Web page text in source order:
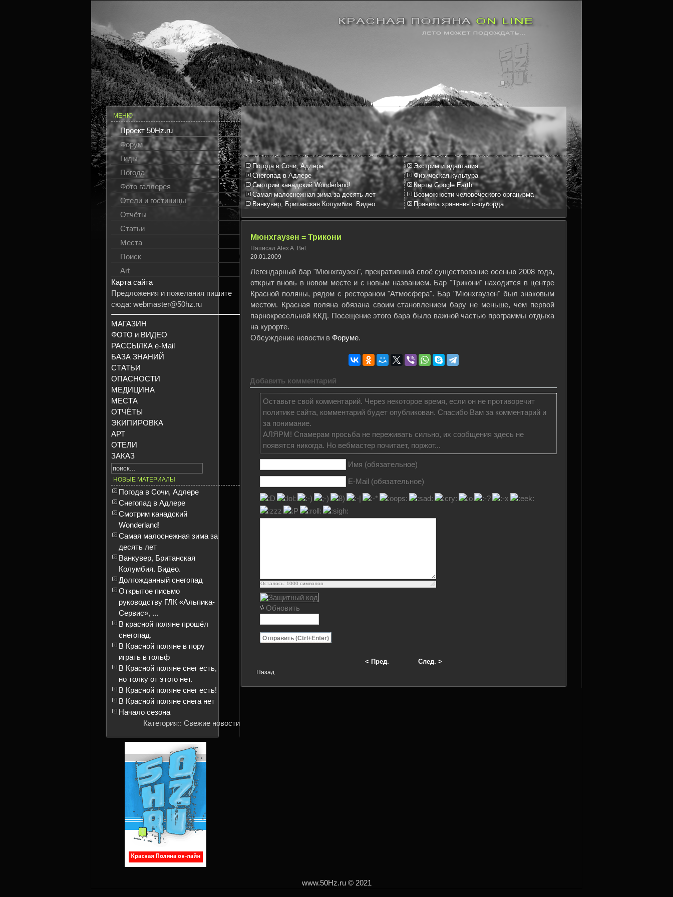
МЕНЮ
Проект 50Hz.ru
Форум
Гиды
Погода
Фото галлерея
Отели и гостиницы
Отчёты
Статьи
Места
Поиск
Art
Карта сайта
Предложения и пожелания пишите
сюда: webmaster@50hz.ru
МАГАЗИН
ФОТО и ВИДЕО
РАССЫЛКА e-Mail
БАЗА ЗНАНИЙ
СТАТЬИ
ОПАСНОСТИ
МЕДИЦИНА
МЕСТА
ОТЧЁТЫ
ЭКИПИРОВКА
АРТ
ОТЕЛИ
ЗАКАЗ
НОВЫЕ МАТЕРИАЛЫ
Погода в Сочи, Адлере
Снегопад в Адлере
Смотрим канадский
Wonderland!
Самая малоснежная зима за
десять лет
Ванкувер, Британская
Колумбия. Видео.
Долгожданный снегопад
Открытое письмо
руководству ГЛК «Альпика-
Сервис», ...
В красной поляне прошёл
снегопад.
В Красной поляне в пору
играть в гольф
В Красной поляне снег есть,
но толку от этого нет.
В Красной поляне снег есть!
В Красной поляне снега нет
Начало сезона
Категория:: Свежие новости
Погода в Сочи, Адлере
Снегопад в Адлере
Смотрим канадский Wonderland!
Самая малоснежная зима за десять лет
Ванкувер, Британская Колумбия. Видео.
Экстрим и адаптация
Физическая культура
Карты Google Earth
Возможности человеческого организма
Правила хранения сноуборда
Мюнхгаузен = Трикони
Написал Alex A. Bel.
20.01.2009
Легендарный бар "Мюнхгаузен", прекративший своё существование осенью 2008 года,
открыт вновь в новом месте и с новым названием. Бар "Трикони" находится в центре
Красной поляны, рядом с рестораном "Атмосфера". Бар "Мюнхгаузен" был знаковым
местом. Красная поляна обязана своим становлением бару не меньше, чем первой
парнокресельной ККД. Посещение этого бара было важной частью программы отдыха
на курорте.
Обсуждение новости в Форуме.
Добавить комментарий
Оставьте свой комментарий. Через некоторое время, если он не противоречит
политике сайта, комментарий будет опубликован. Спасибо Вам за комментарий и
за понимание.
АЛЯРМ! Спамерам просьба не переживать сильно, их сообщения здесь не
появятся никогда. Но вебмастер почитает, поржот...
Имя (обязательное)
E-Mail (обязательное)
Осталось: 1000 символов
Обновить
Отправить (Ctrl+Enter)
< Пред. След. >
Назад
www.50Hz.ru © 2021